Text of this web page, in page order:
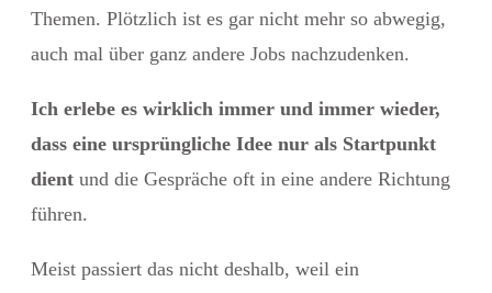
Themen. Plötzlich ist es gar nicht mehr so abwegig,
auch mal über ganz andere Jobs nachzudenken.
Ich erlebe es wirklich immer und immer wieder,
dass eine ursprüngliche Idee nur als Startpunkt
dient und die Gespräche oft in eine andere Richtung
führen.
Meist passiert das nicht deshalb, weil ein